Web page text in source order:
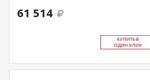
61 514
КУ­ПИТЬ В
ОДИН КЛИК